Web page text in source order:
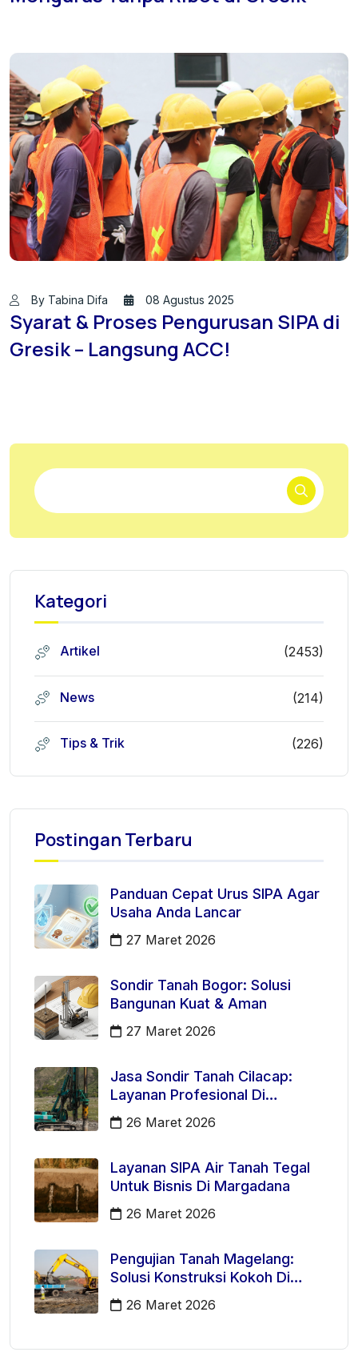
By Tabina Difa 08 Agustus 2025
Syarat & Proses Pengurusan SIPA di
Gresik – Langsung ACC!
Kategori
Artikel (2453)
News (214)
Tips & Trik (226)
Postingan Terbaru
Panduan Cepat Urus SIPA Agar
Usaha Anda Lancar
27 Maret 2026
Sondir Tanah Bogor: Solusi
Bangunan Kuat & Aman
27 Maret 2026
Jasa Sondir Tanah Cilacap:
Layanan Profesional Di
Kecamatan Majenang
26 Maret 2026
Layanan SIPA Air Tanah Tegal
Untuk Bisnis Di Margadana
26 Maret 2026
Pengujian Tanah Magelang:
Solusi Konstruksi Kokoh Di
Mertoyudan
26 Maret 2026